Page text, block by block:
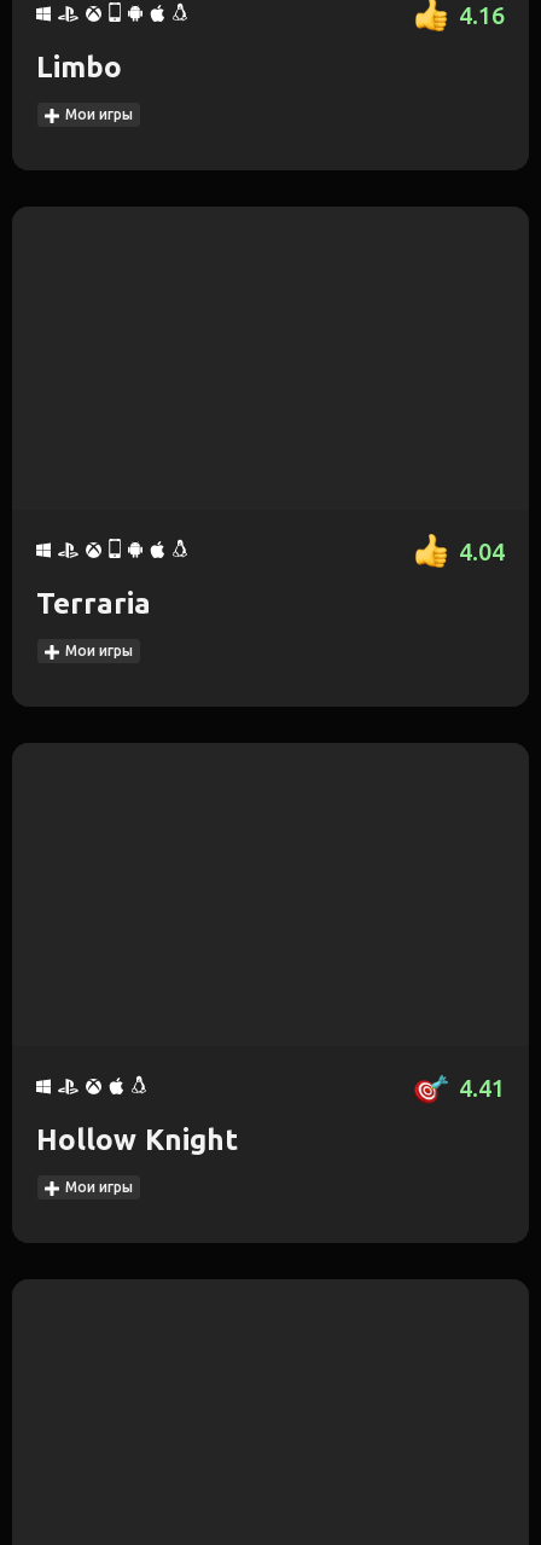
4.16
Limbo
Мои игры
4.04
Terraria
Мои игры
4.41
Hollow Knight
Мои игры